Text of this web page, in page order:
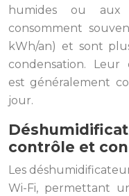
humides ou aux
consomment
kWh/an) et sont
condensation. Leur
est généralement
jour.
contrôle et
Les
Wi-Fi, permettant